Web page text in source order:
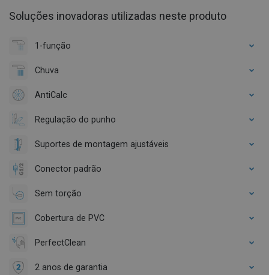
Soluções inovadoras utilizadas neste produto
1-função
Chuva
AntiCalc
Regulação do punho
Suportes de montagem ajustáveis
Conector padrão
Sem torção
Cobertura de PVC
PerfectClean
2 anos de garantia